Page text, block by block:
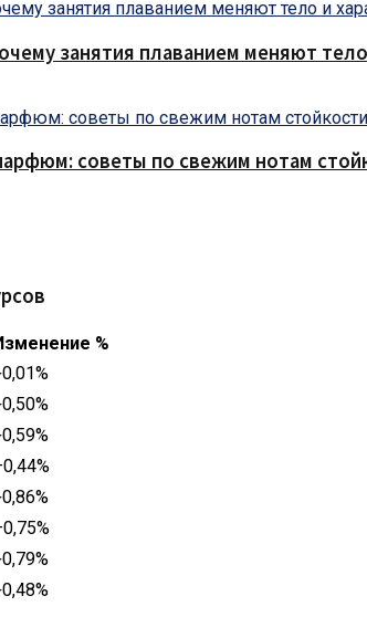
занятия плаванием меняют
советы по свежим нотам
%
%
%
%
%
%
%
%
%